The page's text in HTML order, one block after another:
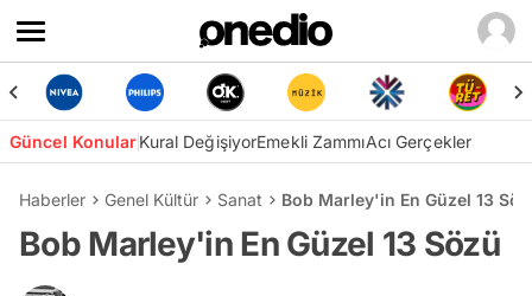
Güncel KonularKural DeğişiyorEmekli ZammıAcı Gerçekler
Haberler Genel Kültür Sanat Bob Marley'in En Güzel 13
Bob Marley'in En Güzel 13 Sözü